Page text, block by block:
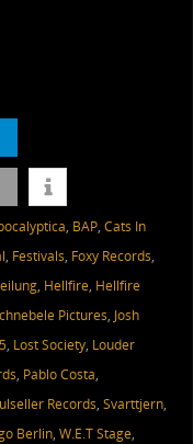
, BAP, Cats In
, Festivals, Foxy Records,
, Hellfire, Hellfire
Pictures, Josh
, Lost Society, Louder
, Pablo Costa,
Records, Svarttjern,
Berlin, W.E.T Stage,